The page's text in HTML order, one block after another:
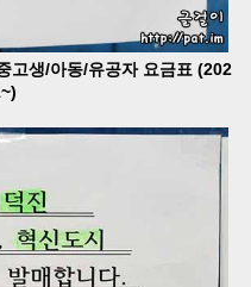
고생/아동/유공자 요금표 (202